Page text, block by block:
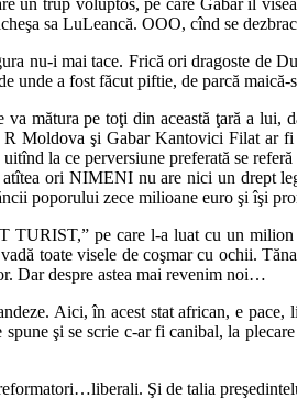
sa LuLeancă. OOO, cînd se
nu-i mai tace. Frică ori dragoste de
unde a fost făcut piftie, de parcă
mătura pe toţi din această ţară a
Moldova şi Gabar Kantovici Filat ar
la ce perversiune preferată se
ori NIMENI nu are nici un drept
poporului zece milioane euro şi îşi
pe care l-a luat cu un
toate visele de coşmar cu ochii.
Dar despre astea mai revenim noi…
Aici, în acest stat african, e
şi se scrie c-ar fi canibal, la
Şi de talia